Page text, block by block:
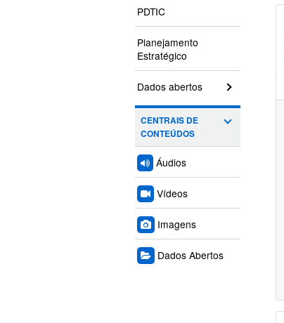
PDTIC
Planejamento
Estratégico
Dados abertos
CENTRAIS DE
CONTEÚDOS
Áudios
Vídeos
Imagens
Dados Abertos